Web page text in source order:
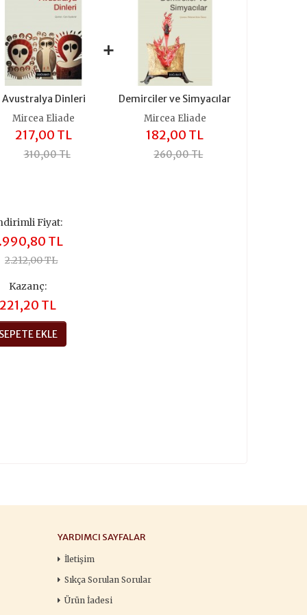
Avustralya Dinleri
Mircea Eliade
217,00 TL
310,00 TL
+
Demirciler ve Simyacılar
Mircea Eliade
182,00 TL
260,00 TL
Fiyat:
TL
2.212,00 TL
Kazanç:
221,20 TL
SEPETE EKLE
YARDIMCI SAYFALAR
İletişim
Sıkça Sorulan Sorular
Ürün İadesi